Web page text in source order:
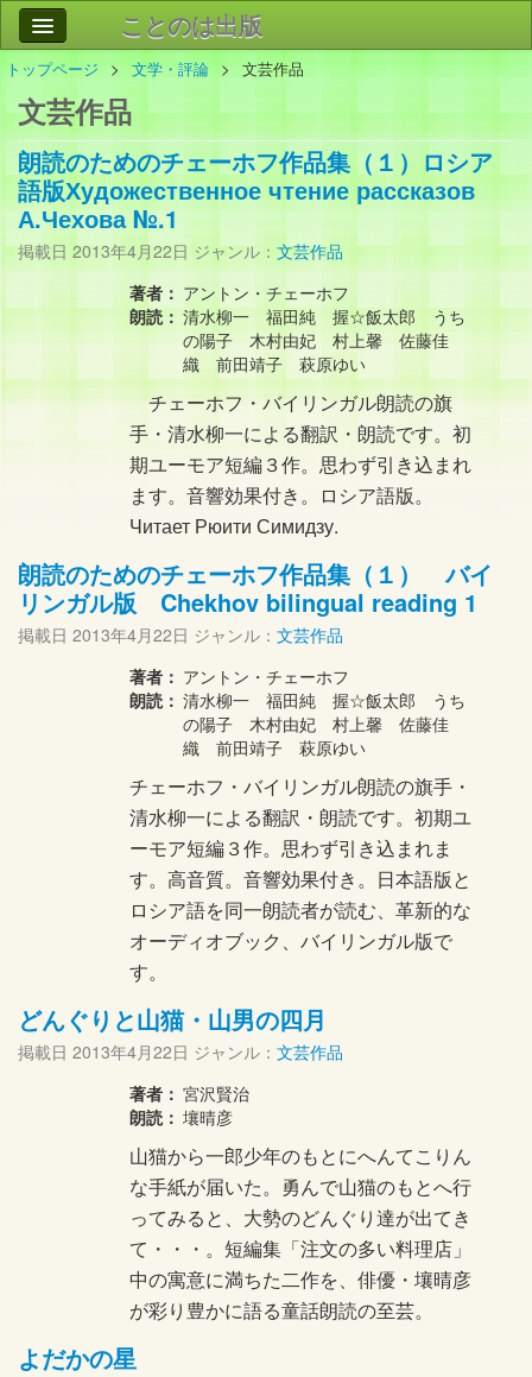
ことのは出版
作品
事業案内
お問い合わせ
トップページ 文学・評論 文芸作品
文芸作品
朗読のためのチェーホフ作品集（１）ロシア
語版 Художественное чтение рассказов
А.Чехова №.1
掲載日 2013年4月22日 ジャンル： 文芸作品
著者： アントン・チェーホフ
朗読： 清水柳一 福田純 握☆飯太郎 うち
の陽子 木村由妃 村上馨 佐藤佳
織 前田靖子 萩原ゆい
チェーホフ・バイリンガル朗読の旗
手・清水柳一による翻訳・朗読です。初
期ユーモア短編３作。思わず引き込まれ
ます。音響効果付き。ロシア語版。
Читает Рюити Симидзу.
朗読のためのチェーホフ作品集（１） バイ
リンガル版 Chekhov bilingual reading 1
掲載日 2013年4月22日 ジャンル： 文芸作品
著者： アントン・チェーホフ
朗読： 清水柳一 福田純 握☆飯太郎 うち
の陽子 木村由妃 村上馨 佐藤佳
織 前田靖子 萩原ゆい
チェーホフ・バイリンガル朗読の旗手・
清水柳一による翻訳・朗読です。初期ユ
ーモア短編３作。思わず引き込まれま
す。高音質。音響効果付き。日本語版と
ロシア語を同一朗読者が読む、革新的な
オーディオブック、バイリンガル版で
す。
どんぐりと山猫・山男の四月
掲載日 2013年4月22日 ジャンル： 文芸作品
著者： 宮沢賢治
朗読： 壤晴彦
山猫から一郎少年のもとにへんてこりん
な手紙が届いた。勇んで山猫のもとへ行
ってみると、大勢のどんぐり達が出てき
て・・・。 短編集「注文の多い料理店」
中の寓意に満ちた二作を、俳優・壤晴彦
が彩り豊かに語る童話朗読の至芸。
よだかの星